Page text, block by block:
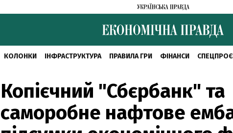
КОЛОНКИ ІНФРАСТРУКТУРА ПРАВИЛА ГРИ ФІНАНСИ
Копієчний "Сбєрбанк" та
саморобне нафтове